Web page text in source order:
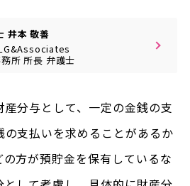
井本 敬善
務所所長 弁護士
分与として、一定の金銭の支
支払いを求めることがあるか
方が預貯金を保有しているな